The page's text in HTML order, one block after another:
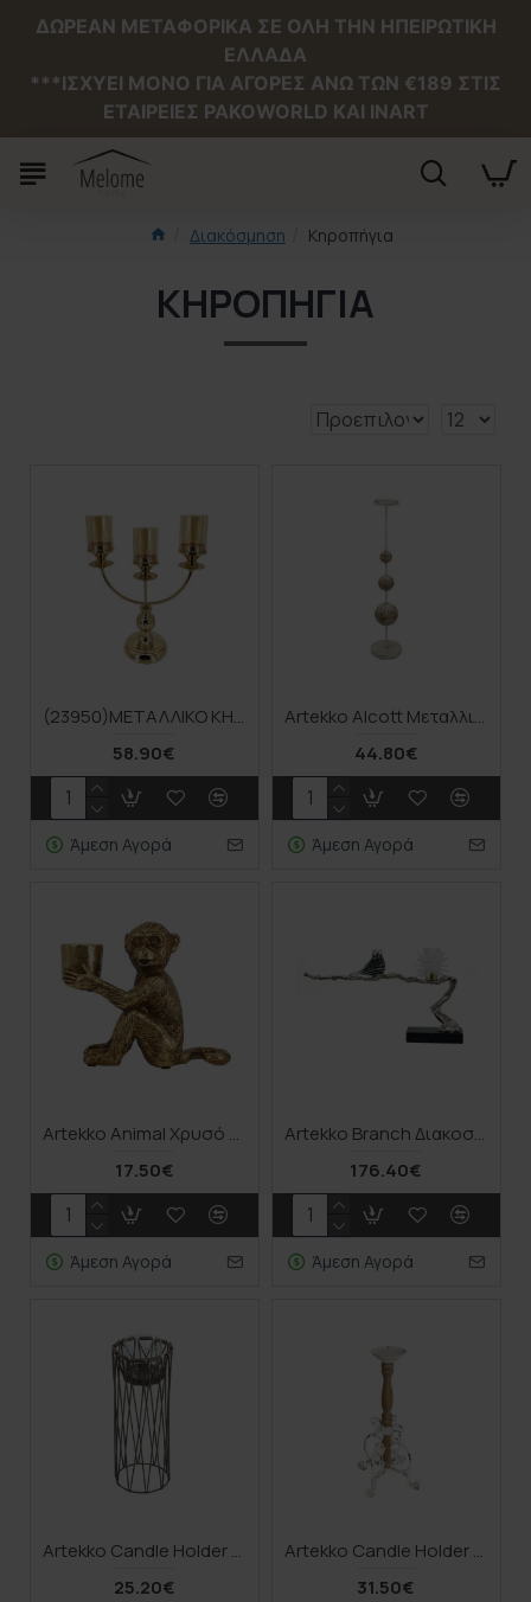
ΔΩΡΕΑΝ ΜΕΤΑΦΟΡΙΚΑ ΣΕ ΟΛΗ ΤΗΝ ΗΠΕΙΡΩΤΙΚΗ
ΕΛΛΑΔΑ
***ΙΣΧΥΕΙ MONO ΓΙΑ ΑΓΟΡΕΣ ΑΝΩ ΤΩΝ €189 ΣΤΙΣ
ΕΤΑΙΡΕΙΕΣ PAKOWORLD ΚΑΙ INART
Διακόσμηση Κηροπήγια
ΚΗΡΟΠΉΓΙΑ
(23950)ΜΕΤΑΛΛΙΚΟ ΚΗΡΟΠΗΓΙΟ ΧΡΥΣΟ ΚΛΑΣΙΚΟ ΜΕ ΓΥΑΛΙ Χ3 - 37x15x46cm 1/ΚΙΒ
58.90€
Άμεση Αγορά
Artekko Alcott Μεταλλικό Κηροπήγιο σε Λευκή Πατίνα (17x17x80.5)cm
44.80€
Άμεση Αγορά
Artekko Animal Χρυσό Διακοσμητικό Κηροπήγιο Ρητίνης με Μαϊμού (15.5x7x12.8)cm
17.50€
Άμεση Αγορά
Artekko Branch Διακοσμητικό Κηροπήγιο με Σεληνίτη σε Ασημί Μεταλλικό Κλάδί με Μαρμάρινη Βάση (62.2x12.7x25.4)cm
176.40€
Άμεση Αγορά
Artekko Candle Holder Καφέ Μεταλλικό Κηροπήγιο (14x14x33)cm
25.20€
Artekko Candle Holder Ξύλινο Κηροπήγιο με Μεταλλική Βάση σε Λευκή Πατίνα (28x28x50)cm
31.50€